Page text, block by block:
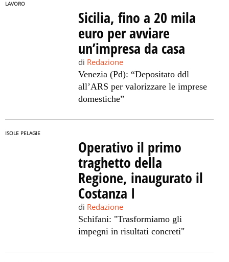
LAVORO
Sicilia, fino a 20 mila
euro per avviare
un’impresa da casa
di Redazione
Venezia (Pd): “Depositato ddl
all’ARS per valorizzare le imprese
domestiche”
ISOLE PELAGIE
Operativo il primo
traghetto della
Regione, inaugurato il
Costanza I
di Redazione
Schifani: "Trasformiamo gli
impegni in risultati concreti"